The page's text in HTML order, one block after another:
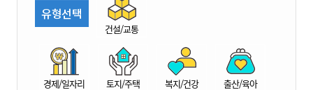
시
유형선택
건설/교통
경제/일자리 토지/주택 복지/건강 출산/육아